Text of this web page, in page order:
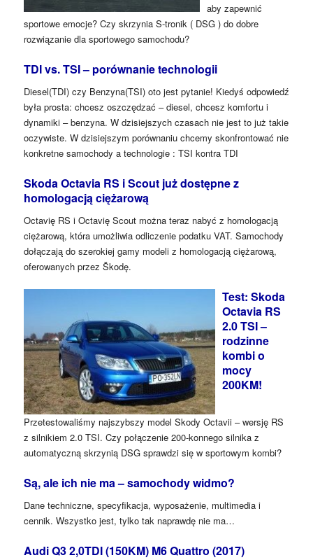
aby zapewnić
sportowe emocje? Czy skrzynia S-tronik ( DSG ) do dobre
rozwiązanie dla sportowego samochodu?
TDI vs. TSI – porównanie technologii
Diesel(TDI) czy Benzyna(TSI) oto jest pytanie! Kiedyś odpowiedź
była prosta: chcesz oszczędzać – diesel, chcesz komfortu i
dynamiki – benzyna. W dzisiejszych czasach nie jest to już takie
oczywiste. W dzisiejszym porównaniu chcemy skonfrontować nie
konkretne samochody a technologie : TSI kontra TDI
Skoda Octavia RS i Scout już dostępne z
homologacją ciężarową
Octavię RS i Octavię Scout można teraz nabyć z homologacją
ciężarową, która umożliwia odliczenie podatku VAT. Samochody
dołączają do szerokiej gamy modeli z homologacją ciężarową,
oferowanych przez Škodę.
Test: Skoda
Octavia RS
2.0 TSI –
rodzinne
kombi o
mocy
200KM!
Przetestowaliśmy najszybszy model Skody Octavii – wersję RS
z silnikiem 2.0 TSI. Czy połączenie 200-konnego silnika z
automatyczną skrzynią DSG sprawdzi się w sportowym kombi?
Są, ale ich nie ma – samochody widmo?
Dane techniczne, specyfikacja, wyposażenie, multimedia i
cennik. Wszystko jest, tylko tak naprawdę nie ma…
Audi Q3 2,0TDI (150KM) M6 Quattro (2017)